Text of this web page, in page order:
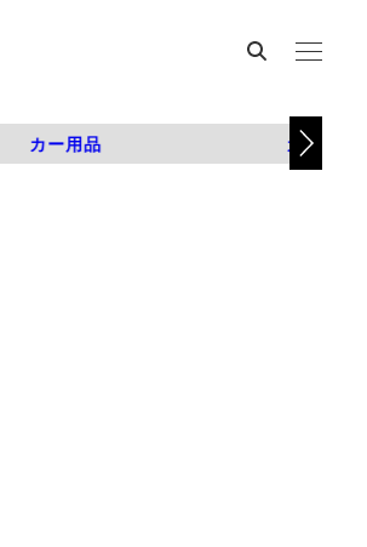
カー用品 カスタム